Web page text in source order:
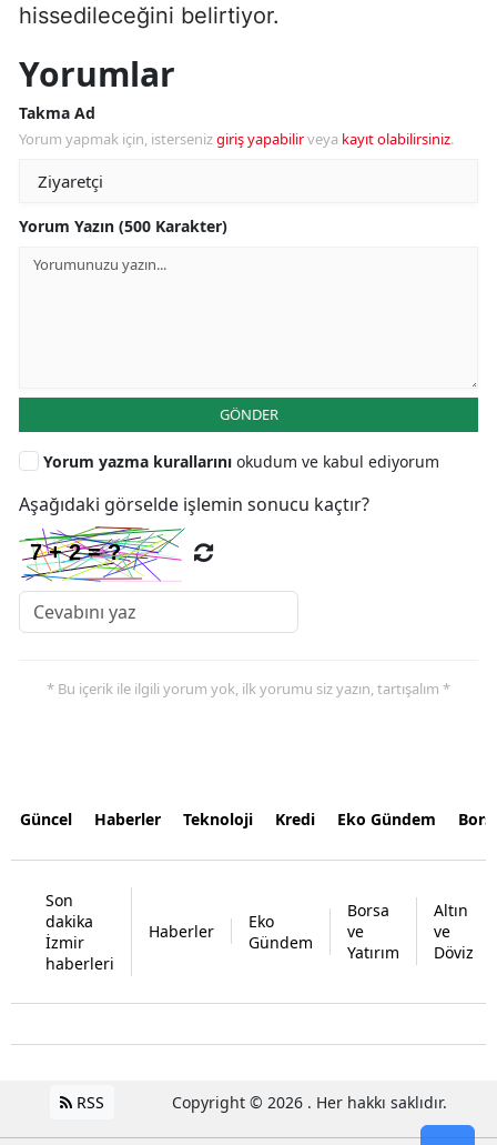
hissedileceğini belirtiyor.
Yorumlar
Takma Ad
Yorum yapmak için, istersenizgiriş yapabilirveya kayıt olabilirsiniz.
Yorum Yazın (500 Karakter)
GÖNDER
Yorum yazma kurallarını okudum ve kabul ediyorum
Aşağıdaki görselde işlemin sonucu kaçtır?
* Bu içerik ile ilgili yorum yok, ilk yorumu siz yazın, tartışalım *
Güncel Haberler Teknoloji Kredi Eko Gündem
Son
dakika
İzmir
haberleri
Haberler
Eko
Gündem
Borsa
ve
Yatırım
Altın
ve
Döviz
RSS Copyright © 2026 . Her hakkı saklıdır.